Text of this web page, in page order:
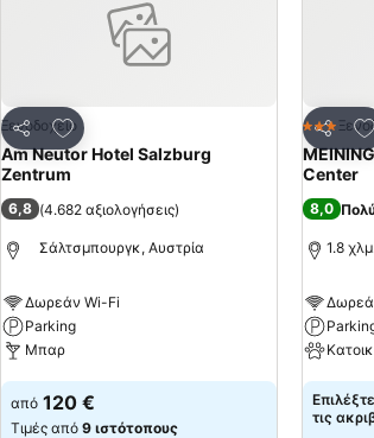
Κοινοποίηση
Προσθήκη στα αγαπημένα
Ξενοδοχείο
Am Neutor Hotel Salzburg
Zentrum
6,8 (4.682 αξιολογήσεις)
Σάλτσμπουργκ, Αυστρία
Δωρεάν Wi-Fi
Parking
Μπαρ
Εμφάνιση τιμών
από 120 €
Τιμές από 9 ιστότοπους
3 Αστέρια
Center
8,0
1.8
τις